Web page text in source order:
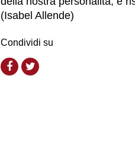
(Isabel Allende)
Condividi su